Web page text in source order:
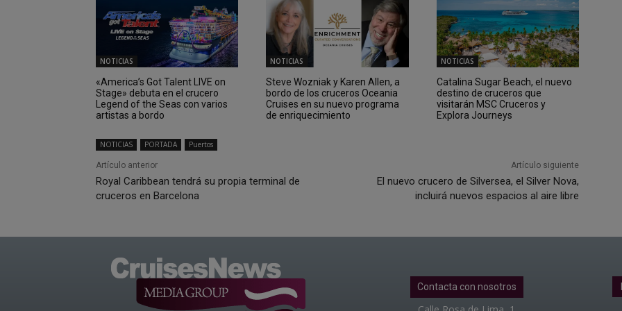
NOTICIAS
«America’s Got Talent LIVE on
Stage» debuta en el crucero
Legend of the Seas con varios
artistas a bordo
NOTICIAS
Steve Wozniak y Karen Allen, a
bordo de los cruceros Oceania
Cruises en su nuevo programa
de enriquecimiento
NOTICIAS
Catalina Sugar Beach, el nuevo
destino de cruceros que
visitarán MSC Cruceros y
Explora Journeys
NOTICIAS PORTADA Puertos
Artículo anterior
Royal Caribbean tendrá su propia terminal de
cruceros en Barcelona
Artículo siguiente
El nuevo crucero de Silversea, el Silver Nova,
incluirá nuevos espacios al aire libre
Contacta con nosotros